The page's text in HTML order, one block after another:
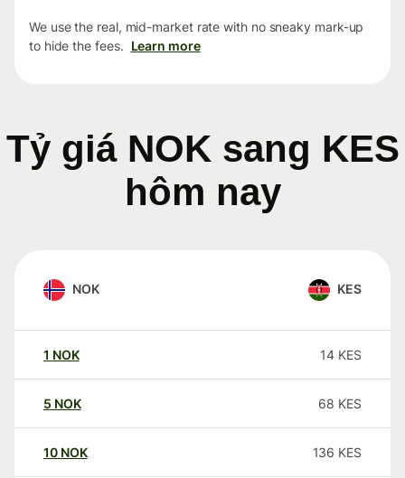
We use the real, mid-market rate with no sneaky mark-up
to hide the fees. Learn more
Tỷ giá NOK sang KES
hôm nay
NOK KES
1 NOK 14 KES
5 NOK 68 KES
10 NOK 136 KES